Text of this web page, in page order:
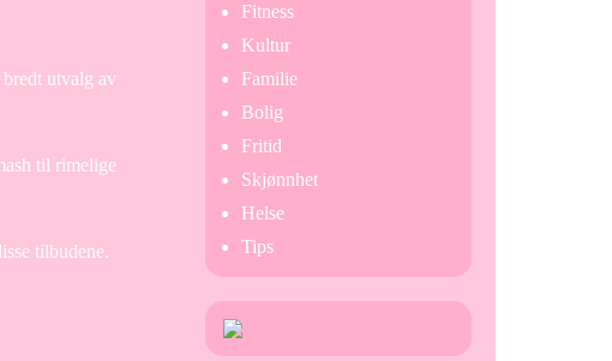
utvalg av
til rimelige
tilbudene.
Fitness
Kultur
Familie
Bolig
Fritid
Skjønnhet
Helse
Tips